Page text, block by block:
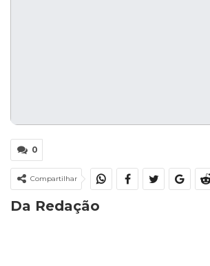
0
Compartilhar
Da Redação